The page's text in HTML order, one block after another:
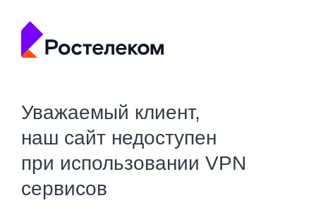
Уважаемый клиент,
наш сайт недоступен
при использовании VPN
сервисов